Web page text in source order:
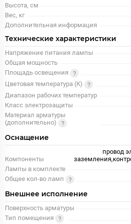
Высота, см
Вес, кг
Дополнительная информация
Технические характеристики
Напряжение питания лампы
Общая мощность
Площадь освещения
Цветовая температура (К)
Диапазон рабочих температур
Класс электрозащиты
Материал арматуры
(дополнительно)
Оснащение
Компоненты
провод
Лампы в комплекте
Общее кол-во ламп
Внешнее исполнение
Поверхность арматуры
Тип помещения